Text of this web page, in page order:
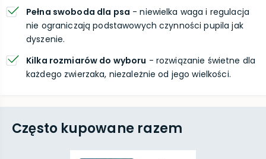
Pełna swoboda dla psa - niewielka waga i regulacja
nie ograniczają podstawowych czynności pupila jak
dyszenie.
Kilka rozmiarów do wyboru - rozwiązanie świetne dla
każdego zwierzaka, niezależnie od jego wielkości.
Często kupowane razem